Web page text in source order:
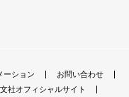
ーション
お問い合わせ
社オフィシャルサイト